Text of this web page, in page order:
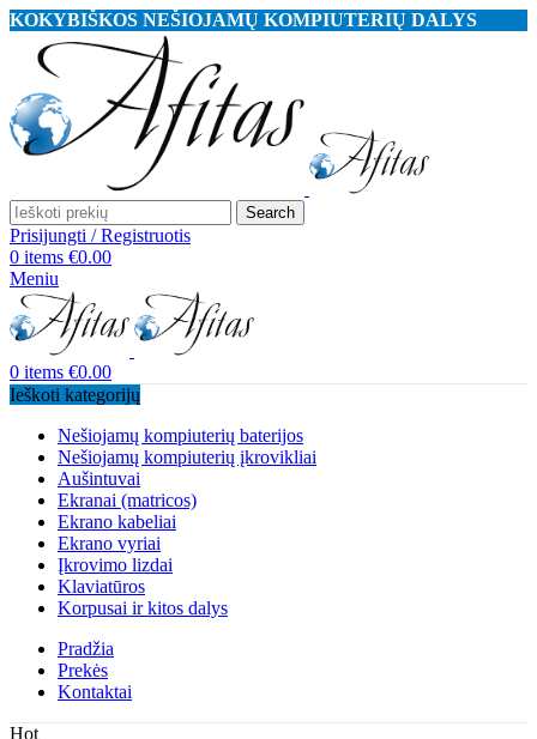
KOKYBIŠKOS NEŠIOJAMŲ KOMPIUTERIŲ DALYS
Search
Prisijungti / Registruotis
0 items €0.00
Meniu
0 items €0.00
Ieškoti kategorijų
Nešiojamų kompiuterių baterijos
Nešiojamų kompiuterių įkrovikliai
Aušintuvai
Ekranai (matricos)
Ekrano kabeliai
Ekrano vyriai
Įkrovimo lizdai
Klaviatūros
Korpusai ir kitos dalys
Pradžia
Prekės
Kontaktai
Hot